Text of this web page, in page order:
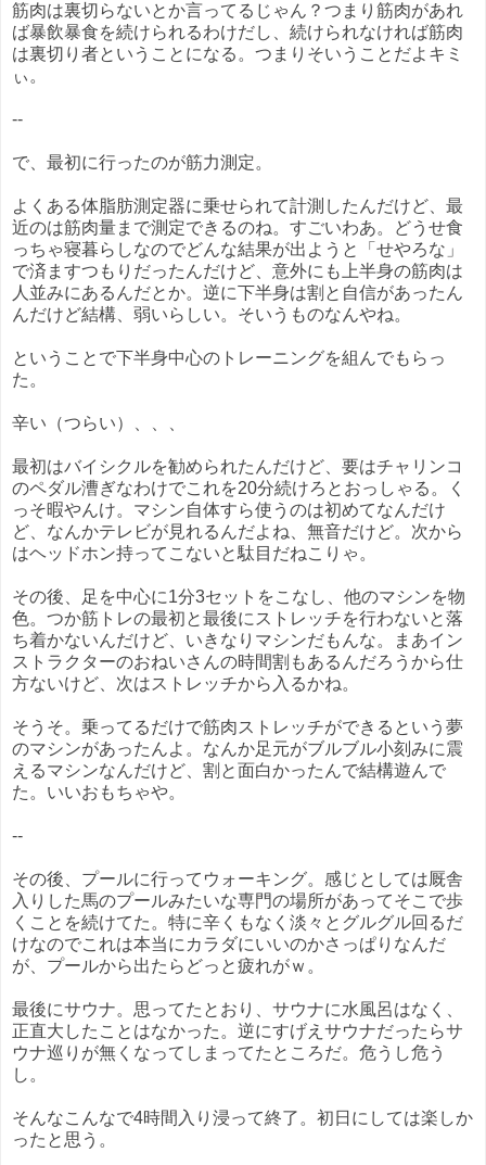
筋肉は裏切らないとか言ってるじゃん？つまり筋肉があれ
ば暴飲暴食を続けられるわけだし、続けられなければ筋肉
は裏切り者ということになる。つまりそいうことだよキミ
ぃ。
--
で、最初に行ったのが筋力測定。
よくある体脂肪測定器に乗せられて計測したんだけど、最
近のは筋肉量まで測定できるのね。すごいわあ。どうせ食
っちゃ寝暮らしなのでどんな結果が出ようと「せやろな」
で済ますつもりだったんだけど、意外にも上半身の筋肉は
人並みにあるんだとか。逆に下半身は割と自信があったん
んだけど結構、弱いらしい。そいうものなんやね。
ということで下半身中心のトレーニングを組んでもらっ
た。
辛い（つらい）、、、
最初はバイシクルを勧められたんだけど、要はチャリンコ
のペダル漕ぎなわけでこれを20分続けろとおっしゃる。く
っそ暇やんけ。マシン自体すら使うのは初めてなんだけ
ど、なんかテレビが見れるんだよね、無音だけど。次から
はヘッドホン持ってこないと駄目だねこりゃ。
その後、足を中心に1分3セットをこなし、他のマシンを物
色。つか筋トレの最初と最後にストレッチを行わないと落
ち着かないんだけど、いきなりマシンだもんな。まあイン
ストラクターのおねいさんの時間割もあるんだろうから仕
方ないけど、次はストレッチから入るかね。
そうそ。乗ってるだけで筋肉ストレッチができるという夢
のマシンがあったんよ。なんか足元がブルブル小刻みに震
えるマシンなんだけど、割と面白かったんで結構遊んで
た。いいおもちゃや。
--
その後、プールに行ってウォーキング。感じとしては厩舎
入りした馬のプールみたいな専門の場所があってそこで歩
くことを続けてた。特に辛くもなく淡々とグルグル回るだ
けなのでこれは本当にカラダにいいのかさっぱりなんだ
が、プールから出たらどっと疲れがｗ。
最後にサウナ。思ってたとおり、サウナに水風呂はなく、
正直大したことはなかった。逆にすげえサウナだったらサ
ウナ巡りが無くなってしまってたところだ。危うし危う
し。
そんなこんなで4時間入り浸って終了。初日にしては楽しか
ったと思う。